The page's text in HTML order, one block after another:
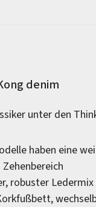
denim
unter den
haben eine
robuster Ledermix